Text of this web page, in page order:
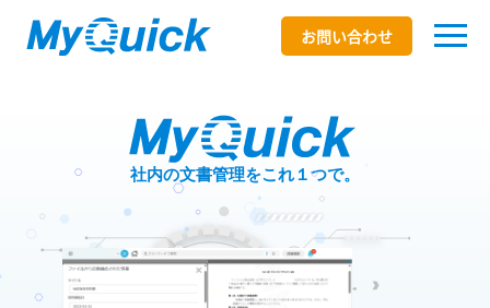
お問い合わせ
社内の文書管理をこれ１つで。